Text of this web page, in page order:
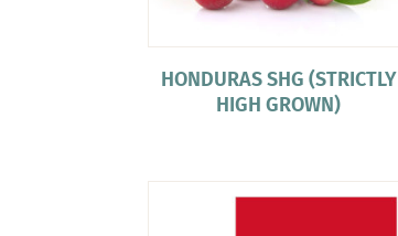
HONDURAS SHG (STRICTLY
HIGH GROWN)